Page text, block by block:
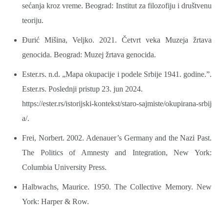
sećanja kroz vreme. Beograd: Institut za filozofiju i društvenu
teoriju.
Đurić Mišina, Veljko. 2021. Četvrt veka Muzeja žrtava
genocida. Beograd: Muzej žrtava genocida.
Ester.rs. n.d. „Mapa okupacije i podele Srbije 1941. godine.”.
Ester.rs. Poslednji pristup 23. jun 2024.
https://ester.rs/istorijski-kontekst/staro-sajmiste/okupirana-srbij
a/.
Frei, Norbert. 2002. Adenauer’s Germany and the Nazi Past.
The Politics of Amnesty and Integration, New York:
Columbia University Press.
Halbwachs, Maurice. 1950. The Collective Memory. New
York: Harper & Row.